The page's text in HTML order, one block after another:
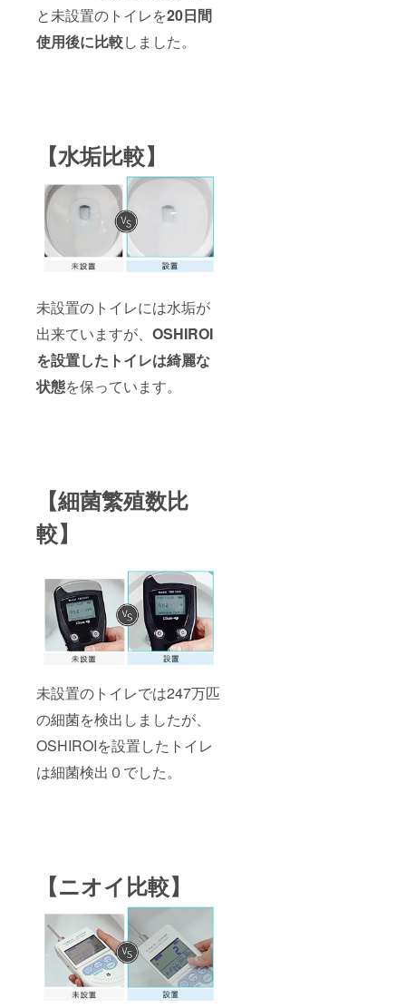
と未設置のトイレを20日間
使用後に比較しました。
【水垢比較】
未設置のトイレには水垢が
出来ていますが、 OSHIROI
を設置したトイレは綺麗な
状態を保っています。
【細菌繁殖数比
較】
未設置のトイレでは247万匹
の細菌を検出しましたが、
OSHIROIを設置したトイレ
は細菌検出０でした。
【ニオイ比較】